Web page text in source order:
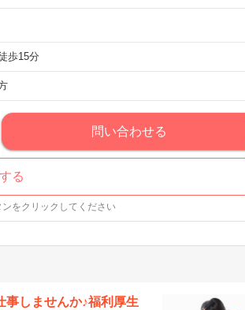
歩15分
問い合わせる
る
をクリックしてください
事しませんか♪福利厚生